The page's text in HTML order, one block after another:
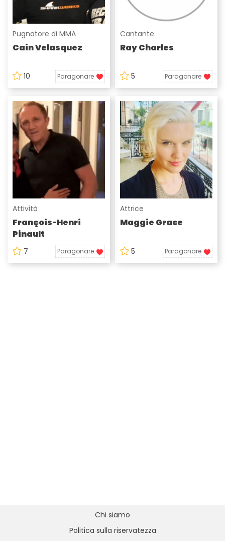
Pugnatore di MMA
Cain Velasquez
10 Paragonare
Cantante
Ray Charles
5 Paragonare
Attività
François-Henri
Pinault
7 Paragonare
Attrice
Maggie Grace
5 Paragonare
Chi siamo
Politica sulla riservatezza